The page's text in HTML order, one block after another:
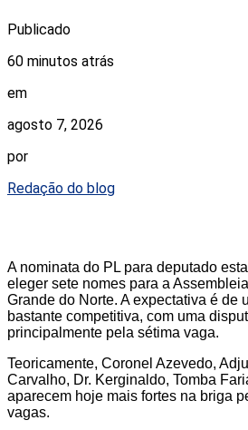
Publicado
60 minutos atrás
em
agosto 7, 2026
por
Redação do blog
A nominata do PL para deputado
eleger sete nomes para a
Grande do Norte. A expectativa é de
bastante competitiva, com uma
principalmente pela sétima vaga.
Teoricamente, Coronel Azevedo,
Carvalho, Dr. Kerginaldo, Tomba
aparecem hoje mais fortes na briga
vagas.